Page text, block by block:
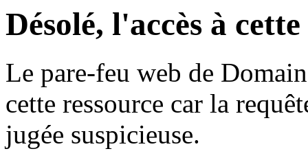
Désolé, l'accès à
Le pare-feu web de
cette ressource car la
jugée suspicieuse.